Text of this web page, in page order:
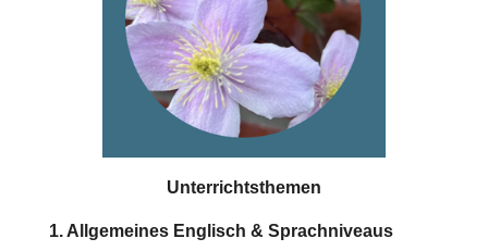
Unterrichtsthemen
1. Allgemeines Englisch & Sprachniveaus